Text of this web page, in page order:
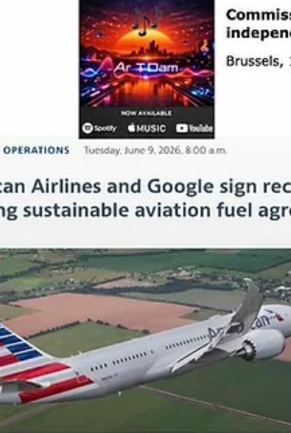
africana, enquanto a California Air
Board (CARB) adiou para novembro de
o prazo de reporte corpo